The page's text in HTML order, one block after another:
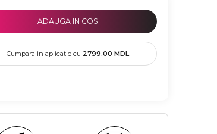
ADAUGA IN COS
Cumpara in aplicatie cu 2799.00 MDL